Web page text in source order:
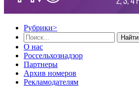
Рубрики>
Найти
О нас
Россельхознадзор
Партнеры
Архив номеров
Рекламодателям